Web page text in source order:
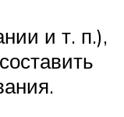
и т. п.),